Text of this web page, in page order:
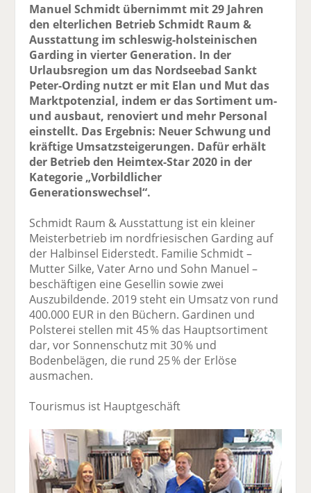
Manuel Schmidt übernimmt mit 29 Jahren
den elterlichen Betrieb Schmidt Raum &
Ausstattung im schleswig-holsteinischen
Garding in vierter Generation. In der
Urlaubsregion um das Nordseebad Sankt
Peter-Ording nutzt er mit Elan und Mut das
Marktpotenzial, indem er das Sortiment um-
und ausbaut, renoviert und mehr Personal
einstellt. Das Ergebnis: Neuer Schwung und
kräftige Umsatzsteigerungen. Dafür erhält
der Betrieb den Heimtex-Star 2020 in der
Kategorie „Vorbildlicher
Generationswechsel“.
Schmidt Raum & Ausstattung ist ein kleiner
Meisterbetrieb im nord­friesischen Garding auf
der Halbinsel Eiderstedt. Familie Schmidt –
Mutter Silke, Vater Arno und Sohn Manuel –
beschäftigen eine Gesellin sowie zwei
Auszubildende. 2019 steht ein Umsatz von rund
400.000 EUR in den Büchern. Gardinen und
Polsterei stellen mit 45 % das Hauptsortiment
dar, vor Sonnen­schutz mit 30 % und
Bodenbelägen, die rund 25 % der Erlöse
ausmachen.
Tourismus ist Hauptgeschäft